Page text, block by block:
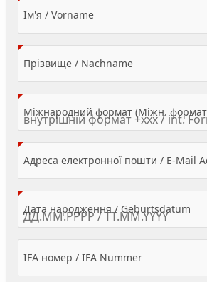
Ім'я / Vorname(Value Required)
Прізвище / Nachname(Value Required)
Адреса електронної пошти / E-Mail
Дата народження / Geburtsdatum
IFA номер / IFA Nummer